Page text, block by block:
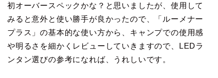
初オーバースペックかな？と思いましたが、使用して
みると意外と使い勝手が良かったので、「ルーメナー
プラス」の基本的な使い方から、キャンプでの使用感
や明るさを細かくレビューしていきますので、LEDラ
ンタン選びの参考になれば、うれしいです。